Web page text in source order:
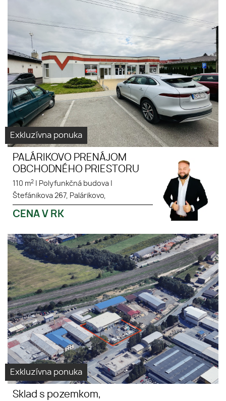
Exkluzívna ponuka
PALÁRIKOVO PRENÁJOM
OBCHODNÉHO PRIESTORU
110 m2 Polyfunkčná budova
Štefánikova 267, Palárikovo,
CENA V RK
Sklad s pozemkom, spevnenou
plochou na prenájom
Virtuálna
prehliadka
Exkluzívna ponuka
Sklad s pozemkom,